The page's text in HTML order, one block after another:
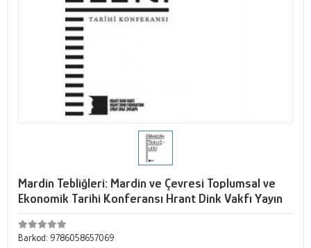
Mardin Tebliğleri: Mardin ve Çevresi Toplumsal ve
Ekonomik Tarihi Konferansı Hrant Dink Vakfı Yayın
Barkod: 9786058657069